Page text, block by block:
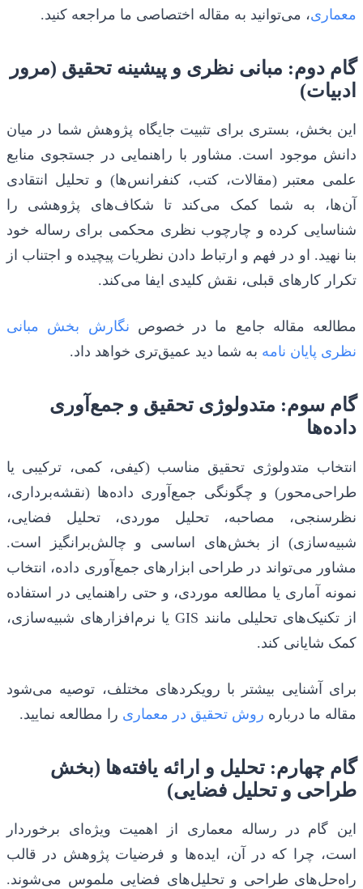
معماری، می‌توانید به مقاله اختصاصی ما مراجعه کنید.
گام دوم: مبانی نظری و پیشینه تحقیق (مرور
ادبیات)
این بخش، بستری برای تثبیت جایگاه پژوهش شما در میان
دانش موجود است. مشاور با راهنمایی در جستجوی منابع
علمی معتبر (مقالات، کتب، کنفرانس‌ها) و تحلیل انتقادی
آن‌ها، به شما کمک می‌کند تا شکاف‌های پژوهشی را
شناسایی کرده و چارچوب نظری محکمی برای رساله خود
بنا نهید. او در فهم و ارتباط دادن نظریات پیچیده و اجتناب از
تکرار کارهای قبلی، نقش کلیدی ایفا می‌کند.
مطالعه مقاله جامع ما در خصوص نگارش بخش مبانی
نظری پایان نامه به شما دید عمیق‌تری خواهد داد.
گام سوم: متدولوژی تحقیق و جمع‌آوری
داده‌ها
انتخاب متدولوژی تحقیق مناسب (کیفی، کمی، ترکیبی یا
طراحی‌محور) و چگونگی جمع‌آوری داده‌ها (نقشه‌برداری،
نظرسنجی، مصاحبه، تحلیل موردی، تحلیل فضایی،
شبیه‌سازی) از بخش‌های اساسی و چالش‌برانگیز است.
مشاور می‌تواند در طراحی ابزارهای جمع‌آوری داده، انتخاب
نمونه آماری یا مطالعه موردی، و حتی راهنمایی در استفاده
از تکنیک‌های تحلیلی مانند GIS یا نرم‌افزارهای شبیه‌سازی،
کمک شایانی کند.
برای آشنایی بیشتر با رویکردهای مختلف، توصیه می‌شود
مقاله ما درباره روش تحقیق در معماری را مطالعه نمایید.
گام چهارم: تحلیل و ارائه یافته‌ها (بخش
طراحی و تحلیل فضایی)
این گام در رساله معماری از اهمیت ویژه‌ای برخوردار
است، چرا که در آن، ایده‌ها و فرضیات پژوهش در قالب
راه‌حل‌های طراحی و تحلیل‌های فضایی ملموس می‌شوند.